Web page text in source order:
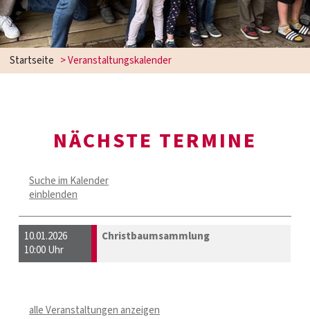
Startseite > Veranstaltungskalender
NÄCHSTE TERMINE
Suche im Kalender
einblenden
10.01.2026
10:00 Uhr
Christbaumsammlung
alle Veranstaltungen anzeigen